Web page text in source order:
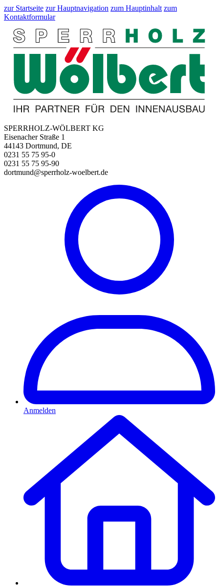
zur Startseite zur Hauptnavigation zum Hauptinhalt zum
Kontaktformular
SPERRHOLZ-WÖLBERT KG
Eisenacher Straße 1
44143 Dortmund, DE
0231 55 75 95-0
0231 55 75 95-90
dortmund@sperrholz-woelbert.de
Anmelden